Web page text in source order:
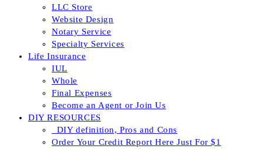
LLC Store
Website Design
Notary Service
Specialty Services
Life Insurance
IUL
Whole
Final Expenses
Become an Agent or Join Us
DIY RESOURCES
_DIY definition, Pros and Cons
Order Your Credit Report Here Just For $1